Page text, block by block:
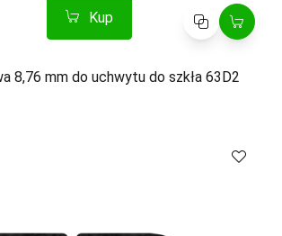
Kup Porównaj
8,76 mm do uchwytu do szkła 63D2